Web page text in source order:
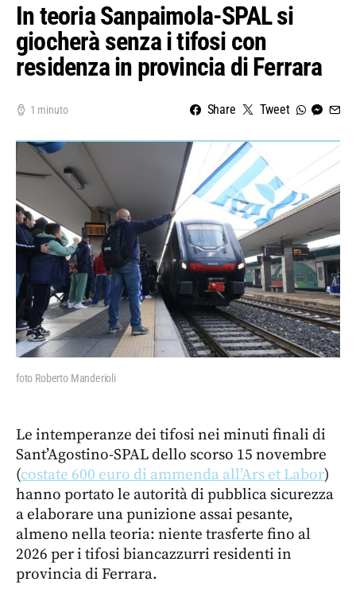
In teoria Sanpaimola-SPAL si
giocherà senza i tifosi con
residenza in provincia di Ferrara
1 minuto Share Tweet
foto Roberto Manderioli
Le intemperanze dei tifosi nei minuti finali di
Sant’Agostino-SPAL dello scorso 15 novembre
(costate 600 euro di ammenda all’Ars et Labor)
hanno portato le autorità di pubblica sicurezza
a elaborare una punizione assai pesante,
almeno nella teoria: niente trasferte fino al
2026 per i tifosi biancazzurri residenti in
provincia di Ferrara.